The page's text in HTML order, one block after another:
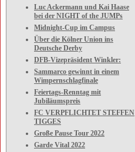
Luc Ackermann und Kai Haase
bei der NIGHT of the JUMPs
Midnight-Cup im Campus
Über die Kölner Union ins
Deutsche Derby
DFB-Vizepräsident Winkler:
Sammarco gewinnt in einem
Wimpernschlagfinale
Feiertags-Renntag mit
Jubiläumspreis
FC VERPFLICHTET STEFFEN
TIGGES
Große Pause Tour 2022
Garde Vital 2022